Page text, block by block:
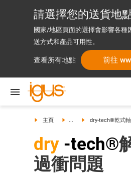
請選擇您的送貨地
國家/地區頁面的選擇會影響各種
送方式和產品可用性。
查看所有地點 前往
主頁 ... dry-tech®乾式
dry -tech®
過衝問題